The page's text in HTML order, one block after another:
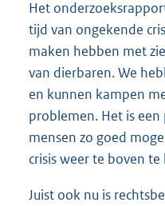
Het
tijd van ongekende
maken hebben met
van dierbaren. We
en kunnen kampen
problemen. Het is
mensen zo goed
crisis weer te boven
Juist ook nu is